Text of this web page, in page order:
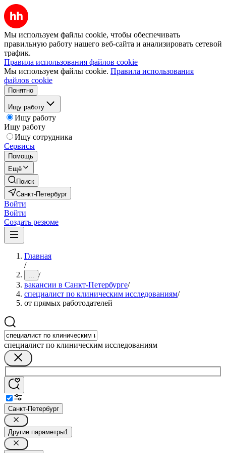
Мы используем файлы cookie, чтобы обеспечивать
правильную работу нашего веб-сайта и анализировать сетевой
трафик.
Правила использования файлов cookie
Мы используем файлы cookie. Правила использования
файлов cookie
Понятно
Ищу работу
Ищу работу
Ищу работу
Ищу сотрудника
Сервисы
Помощь
Ещё
Поиск
Санкт-Петербург
Войти
Войти
Создать резюме
Главная
/
... /
вакансии в Санкт-Петербурге/
специалист по клиническим исследованиям/
от прямых работодателей
специалист по клиническим исследованиям
Санкт-Петербург
Другие параметры1